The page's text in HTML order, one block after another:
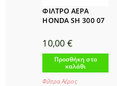
ΦΙΛΤΡΟ ΑΕΡΑ
HONDA SH 300 07
10,00€
Προσθήκη στο
καλάθι
Φίλτρα Αέρος